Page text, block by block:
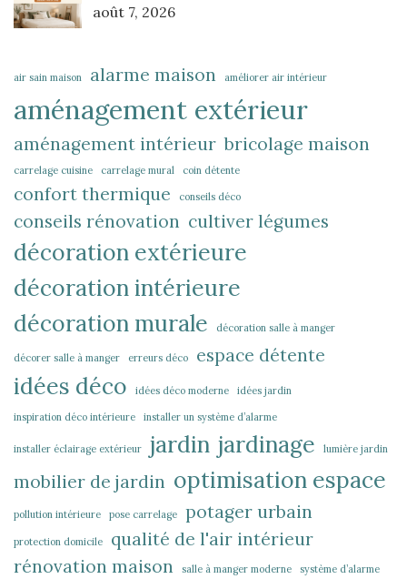
août 7, 2026
air sain maison alarme maison améliorer air intérieur
aménagement extérieur
aménagement intérieur bricolage maison
carrelage cuisine carrelage mural coin détente
confort thermique conseils déco
conseils rénovation cultiver légumes
décoration extérieure
décoration intérieure
décoration murale
décoration salle à manger
décorer salle à manger erreurs déco espace détente
idées déco idées déco moderne idées jardin
inspiration déco intérieure installer un système d’alarme
installer éclairage extérieur jardin jardinage lumière jardin
mobilier de jardin optimisation espace
pollution intérieure pose carrelage potager urbain
protection domicile
qualité de l'air intérieur
rénovation maison
salle à manger moderne
système d’alarme